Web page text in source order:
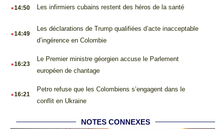
.14:50 Les infirmiers cubains restent des héros de la santé
.14:49
Les déclarations de Trump qualifiées d’acte inacceptable
d’ingérence en Colombie
.16:23
Le Premier ministre géorgien accuse le Parlement
européen de chantage
.16:21
Petro refuse que les Colombiens s’engagent dans le
conflit en Ukraine
NOTES CONNEXES